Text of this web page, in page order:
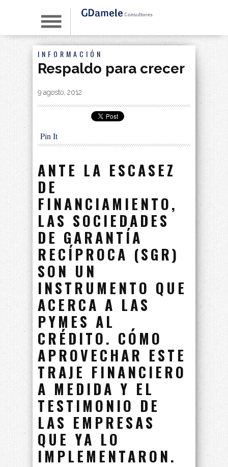
INFORMACIÓN
Respaldo para crecer
By|
9 agosto, 2012
Pin It
ANTE LA ESCASEZ
DE
FINANCIAMIENTO,
LAS SOCIEDADES
DE GARANTÍA
RECÍPROCA (SGR)
SON UN
INSTRUMENTO QUE
ACERCA A LAS
PYMES AL
CRÉDITO. CÓMO
APROVECHAR ESTE
TRAJE FINANCIERO
A MEDIDA Y EL
TESTIMONIO DE
LAS EMPRESAS
QUE YA LO
IMPLEMENTARON.